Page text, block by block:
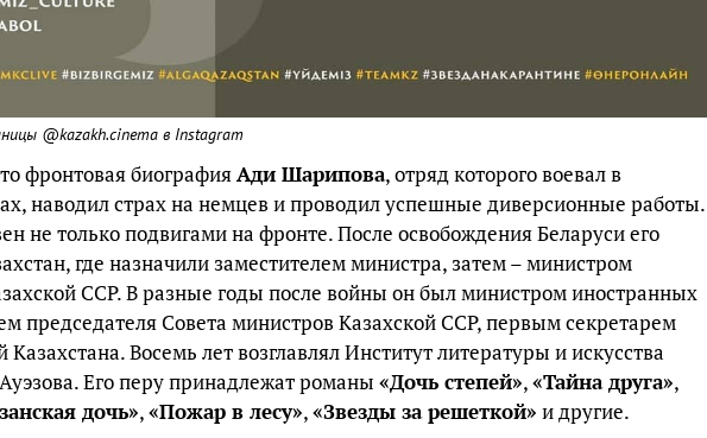
@kazakh.cinema в Instagram
фронтовая биографияАди Шарипова, отряд которого воевал в
наводил страх на немцев и проводил успешные диверсионные работы.
не только подвигами на фронте. После освобождения Беларуси его
где назначили заместителем министра, затем – министром
ССР. В разные годы после войны он был министром иностранных
председателя Совета министров Казахской ССР, первым секретарем
Казахстана. Восемь лет возглавлял Институт литературы и искусства
Его перу принадлежат романы «Дочь степей»,«Тайна друга»,
дочь»,«Пожар в лесу»,«Звезды за решеткой» и другие.